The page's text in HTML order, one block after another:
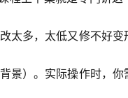
太多，太低又修不好变
景）。实际操作时，你